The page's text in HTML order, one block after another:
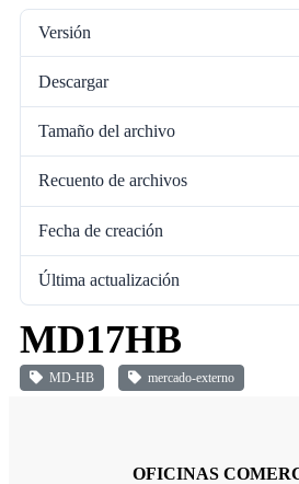
Versión
Descargar
Tamaño del archivo
Recuento de archivos
Fecha de creación
Última actualización
MD17HB
MD-HB mercado-externo
OFICINAS